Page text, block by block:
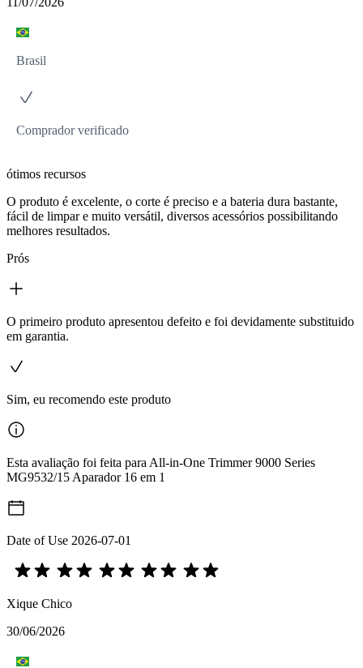
Brasil
Comprador verificado
ótimos recursos
O produto é excelente, o corte é preciso e a bateria dura bastante,
fácil de limpar e muito versátil, diversos acessórios possibilitando
melhores resultados.
Prós
O primeiro produto apresentou defeito e foi devidamente substituido
em garantia.
Sim, eu recomendo este produto
Esta avaliação foi feita para All-in-One Trimmer 9000 Series
MG9532/15 Aparador 16 em 1
Date of Use 2026-07-01
Xique Chico
30/06/2026